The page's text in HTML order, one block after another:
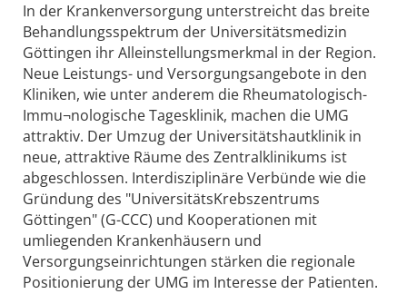
In der Krankenversorgung unterstreicht das breite
Behandlungsspektrum der Universitätsmedizin
Göttingen ihr Alleinstellungsmerkmal in der Region.
Neue Leistungs- und Versorgungsangebote in den
Kliniken, wie unter anderem die Rheumatologisch-
Immu¬nologische Tagesklinik, machen die UMG
attraktiv. Der Umzug der Universitätshautklinik in
neue, attraktive Räume des Zentralklinikums ist
abgeschlossen. Interdisziplinäre Verbünde wie die
Gründung des "UniversitätsKrebszentrums
Göttingen" (G-CCC) und Kooperationen mit
umliegenden Krankenhäusern und
Versorgungseinrichtungen stärken die regionale
Positionierung der UMG im Interesse der Patienten.